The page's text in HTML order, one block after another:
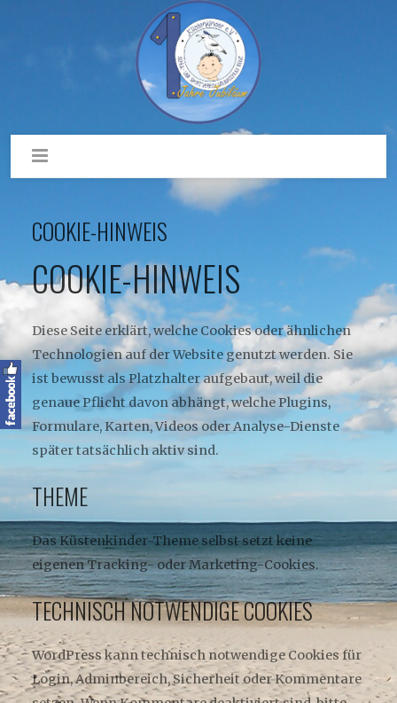
COOKIE-HINWEIS
COOKIE-HINWEIS
Diese Seite erklärt, welche Cookies oder ähnlichen
Technologien auf der Website genutzt werden. Sie
ist bewusst als Platzhalter aufgebaut, weil die
genaue Pflicht davon abhängt, welche Plugins,
Formulare, Karten, Videos oder Analyse-Dienste
später tatsächlich aktiv sind.
THEME
Das Küstenkinder-Theme selbst setzt keine
eigenen Tracking- oder Marketing-Cookies.
TECHNISCH NOTWENDIGE COOKIES
WordPress kann technisch notwendige Cookies für
Login, Adminbereich, Sicherheit oder Kommentare